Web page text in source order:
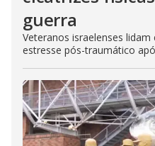
guerra
Veteranos israelenses
estresse pós-traumático